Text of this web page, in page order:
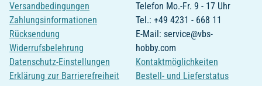
Versandbedingungen
Zahlungsinformationen
Rücksendung
Widerrufsbelehrung
Datenschutz-Einstellungen
Erklärung zur Barrierefreiheit
Telefon Mo.-Fr. 9 - 17 Uhr
Tel.: +49 4231 - 668 11
E-Mail: service@vbs-
hobby.com
Kontaktmöglichkeiten
Bestell- und Lieferstatus